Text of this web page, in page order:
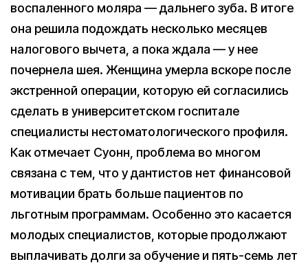
воспаленного моляра — дальнего зуба. В итоге
она решила подождать несколько месяцев
налогового вычета, а пока ждала — у нее
почернела шея. Женщина умерла вскоре после
экстренной операции, которую ей согласились
сделать в университетском госпитале
специалисты нестоматологического профиля.
Как отмечает Суонн, проблема во многом
связана с тем, что у дантистов нет финансовой
мотивации брать больше пациентов по
льготным программам. Особенно это касается
молодых специалистов, которые продолжают
выплачивать долги за обучение и пять-семь лет